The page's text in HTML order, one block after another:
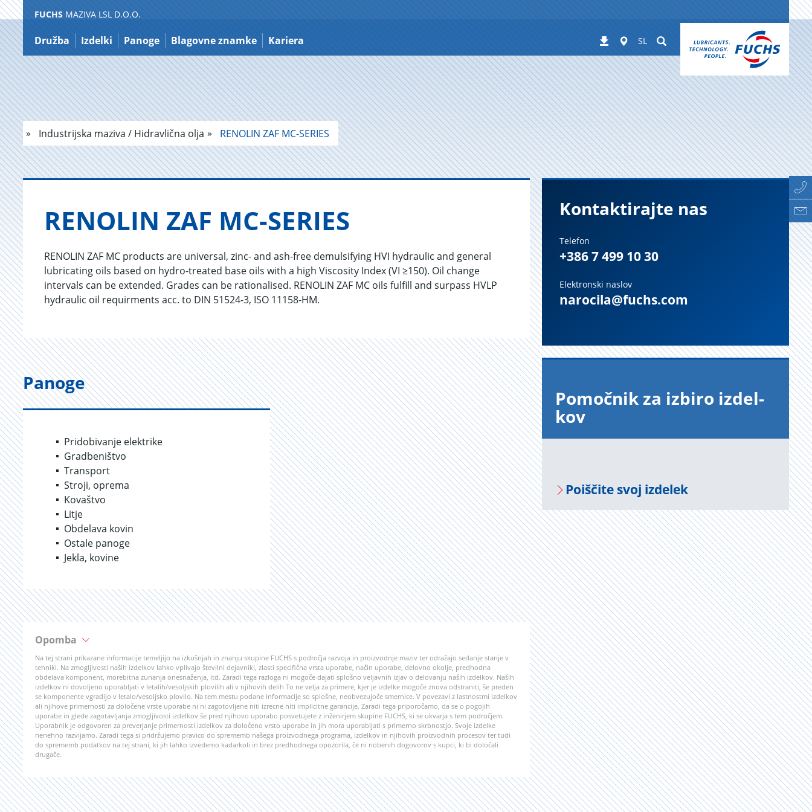
Nazaj
na
vsebino
FUCHS MAZIVA LSL D.O.O.
Družba Izdelki Panoge Blagovne znamke Kariera PrenosiWorldwide
SL Suchen
Industrijska maziva / Hidravlična olja RENOLIN ZAF MC-SERIES
RE­NO­LIN ZAF MC-SE­RI­ES
RENOLIN ZAF MC products are universal, zinc- and ash-free demulsifying HVI hydraulic and general
lubricating oils based on hydro-treated base oils with a high Viscosity Index (VI ≥150). Oil change
intervals can be extended. Grades can be rationalised. RENOLIN ZAF MC oils fulfill and surpass HVLP
hydraulic oil requirments acc. to DIN 51524-3, ISO 11158-HM.
Panoge
Pridobivanje elektrike
Gradbeništvo
Transport
Stroji, oprema
Kovaštvo
Litje
Obdelava kovin
Ostale panoge
Jekla, kovine
Opomba
Na tej strani prikazane informacije temeljijo na izkušnjah in znanju skupine FUCHS s področja razvoja in proizvodnje maziv ter odražajo sedanje stanje v
tehniki. Na zmogljivosti naših izdelkov lahko vplivajo številni dejavniki, zlasti specifična vrsta uporabe, način uporabe, delovno okolje, predhodna
obdelava komponent, morebitna zunanja onesnaženja, itd. Zaradi tega razloga ni mogoče dajati splošno veljavnih izjav o delovanju naših izdelkov. Naših
izdelkov ni dovoljeno uporabljati v letalih/vesoljskih plovilih ali v njihovih delih To ne velja za primere, kjer je izdelke mogoče znova odstraniti, še preden
se komponente vgradijo v letalo/vesoljsko plovilo. Na tem mestu podane informacije so splošne, neobvezujoče smernice. V povezavi z lastnostmi izdelkov
ali njihove primernosti za določene vrste uporabe ni ni zagotovljene niti izrecne niti implicitne garancije. Zaradi tega priporočamo, da se o pogojih
uporabe in glede zagotavljanja zmogljivosti izdelkov še pred njihovo uporabo posvetujete z inženirjem skupine FUCHS, ki se ukvarja s tem področjem.
Uporabnik je odgovoren za preverjanje primernosti izdelkov za določeno vrsto uporabe in jih mora uporabljati s primerno skrbnostjo. Svoje izdelke
nenehno razvijamo. Zaradi tega si pridržujemo pravico do sprememb našega proizvodnega programa, izdelkov in njihovih proizvodnih procesov ter tudi
do sprememb podatkov na tej strani, ki jih lahko izvedemo kadarkoli in brez predhodnega opozorila, če ni nobenih dogovorov s kupci, ki bi določali
drugače.
Kontaktirajte nas
Telefon
+386 7 499 10 30
Elektronski naslov
narocila@fuchs.com
Po­moč­nik za iz­bi­ro iz­del­
kov
Po­i­šči­te svoj iz­de­lek